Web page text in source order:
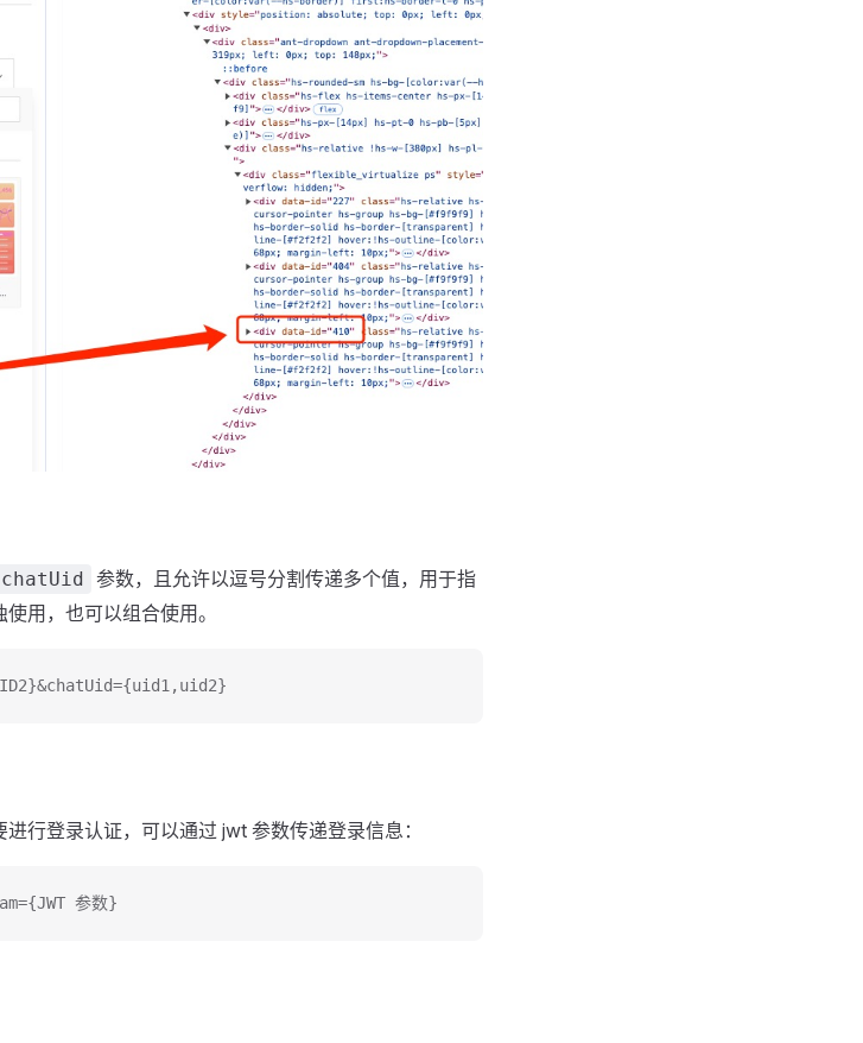
chatUid 参数，且允许以逗号分割传递多个值，用于指
用，也可以组合使用。
行登录认证，可以通过 jwt 参数传递登录信息：
参数}